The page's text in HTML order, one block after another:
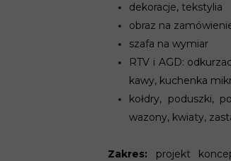
dekoracje, tekstylia
obraz na
szafa na wymiar
RTV i AGD:
kawy, kuchenka
kołdry, poduszki,
wazony, kwiaty,
Zakres: projekt